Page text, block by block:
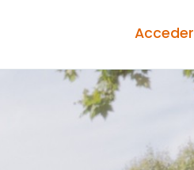
Acceder